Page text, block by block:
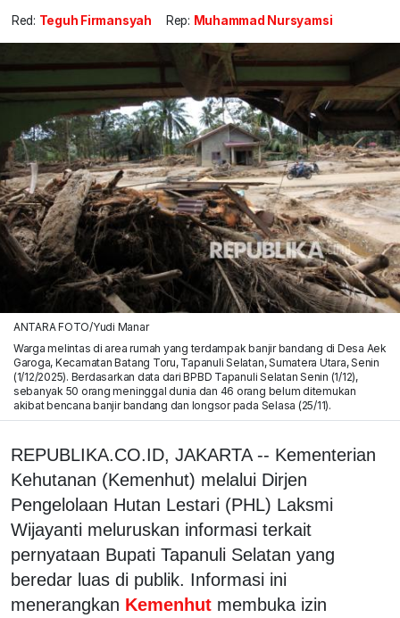
Red: Teguh Firmansyah Rep: Muhammad Nursyamsi
ANTARA FOTO/Yudi Manar
Warga melintas di area rumah yang terdampak banjir bandang di Desa Aek
Garoga, Kecamatan Batang Toru, Tapanuli Selatan, Sumatera Utara, Senin
(1/12/2025). Berdasarkan data dari BPBD Tapanuli Selatan Senin (1/12),
sebanyak 50 orang meninggal dunia dan 46 orang belum ditemukan
akibat bencana banjir bandang dan longsor pada Selasa (25/11).
REPUBLIKA.CO.ID, JAKARTA -- Kementerian
Kehutanan (Kemenhut) melalui Dirjen
Pengelolaan Hutan Lestari (PHL) Laksmi
Wijayanti meluruskan informasi terkait
pernyataan Bupati Tapanuli Selatan yang
beredar luas di publik. Informasi ini
menerangkan Kemenhut membuka izin